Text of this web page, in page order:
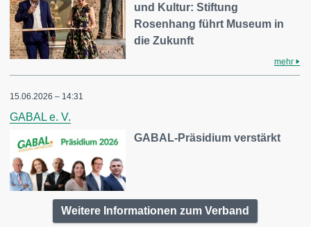
und Kultur: Stiftung
Rosenhang führt Museum in
die Zukunft
mehr
15.06.2026 – 14:31
GABAL e. V.
GABAL-Präsidium verstärkt
Weitere Informationen zum Verband